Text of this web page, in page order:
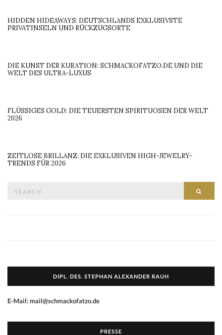
HIDDEN HIDEAWAYS: DEUTSCHLANDS EXKLUSIVSTE
PRIVATINSELN UND RÜCKZUGSORTE
DIE KUNST DER KURATION: SCHMACKOFATZO.DE UND DIE
WELT DES ULTRA-LUXUS
FLÜSSIGES GOLD: DIE TEUERSTEN SPIRITUOSEN DER WELT
2026
ZEITLOSE BRILLANZ: DIE EXKLUSIVEN HIGH-JEWELRY-
TRENDS FÜR 2026
DIPL. DES. STEPHAN ALEXANDER RAUH
E-Mail: mail@schmackofatzo.de
PRESSE